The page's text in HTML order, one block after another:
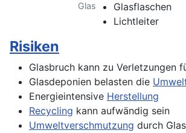
Glas
Glasflaschen
Lichtleiter
Risiken
Glasbruch kann zu Verletzungen
Glasdeponien belasten die
Energieintensive Herstellung
Recycling kann aufwändig sein
Umweltverschmutzung durch